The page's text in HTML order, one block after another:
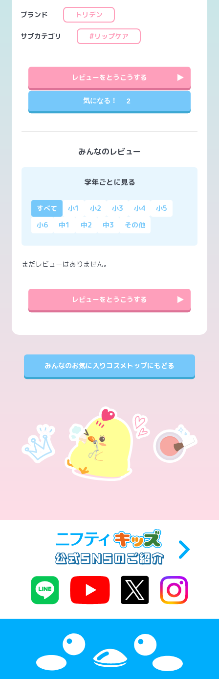
ブランド トリデン
サブカテゴリ #リップケア
レビューをとうこうする
気になる！ 2
みんなのレビュー
学年ごとに見る
すべて 小1 小2 小3 小4
小5
小6
中1 中2 中3 その他
まだレビューはありません。
レビューをとうこうする
みんなのお気に入りコスメトップにもどる